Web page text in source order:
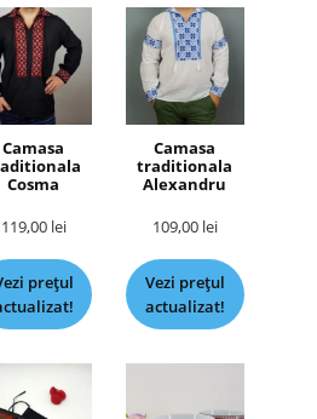
Camasa
Cosma
119,00 lei
prețul
Camasa
traditionala
Alexandru
109,00 lei
Vezi prețul
actualizat!